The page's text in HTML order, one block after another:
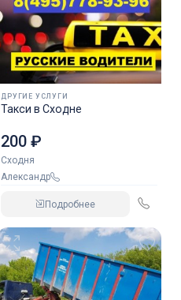
ДРУГИЕ УСЛУГИ
Такси в Сходне
200 ₽
Сходня
Александр
Подробнее